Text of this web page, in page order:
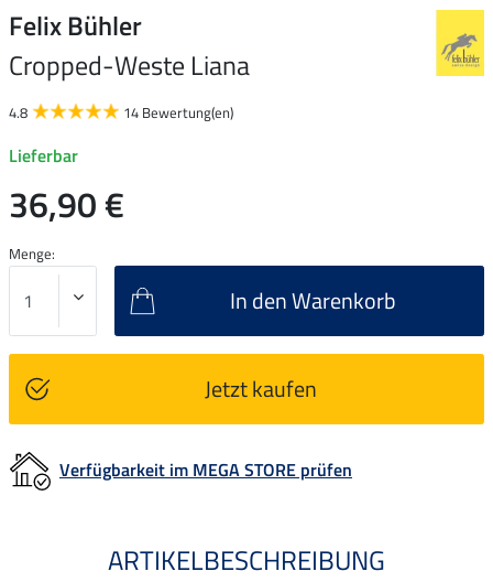
Felix Bühler
Cropped-Weste Liana
4.8 14 Bewertung(en)
Lieferbar
36,90 €
Menge:
In den Warenkorb
Jetzt kaufen
Verfügbarkeit im MEGA STORE prüfen
ARTIKELBESCHREIBUNG